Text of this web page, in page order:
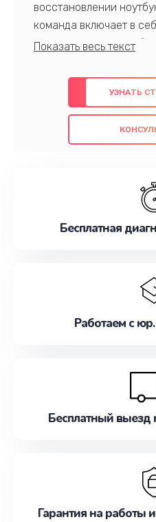
восстановлении
команда включает в
профессионалов с
многолетним опытом в
предлагаем быстрый и
использованием
также гарантируем
проведенных работ.
наилучшим образом. Не
УЗНАТЬ
Бесплатная
Работаем с
Бесплатный выезд
Гарантия на работы